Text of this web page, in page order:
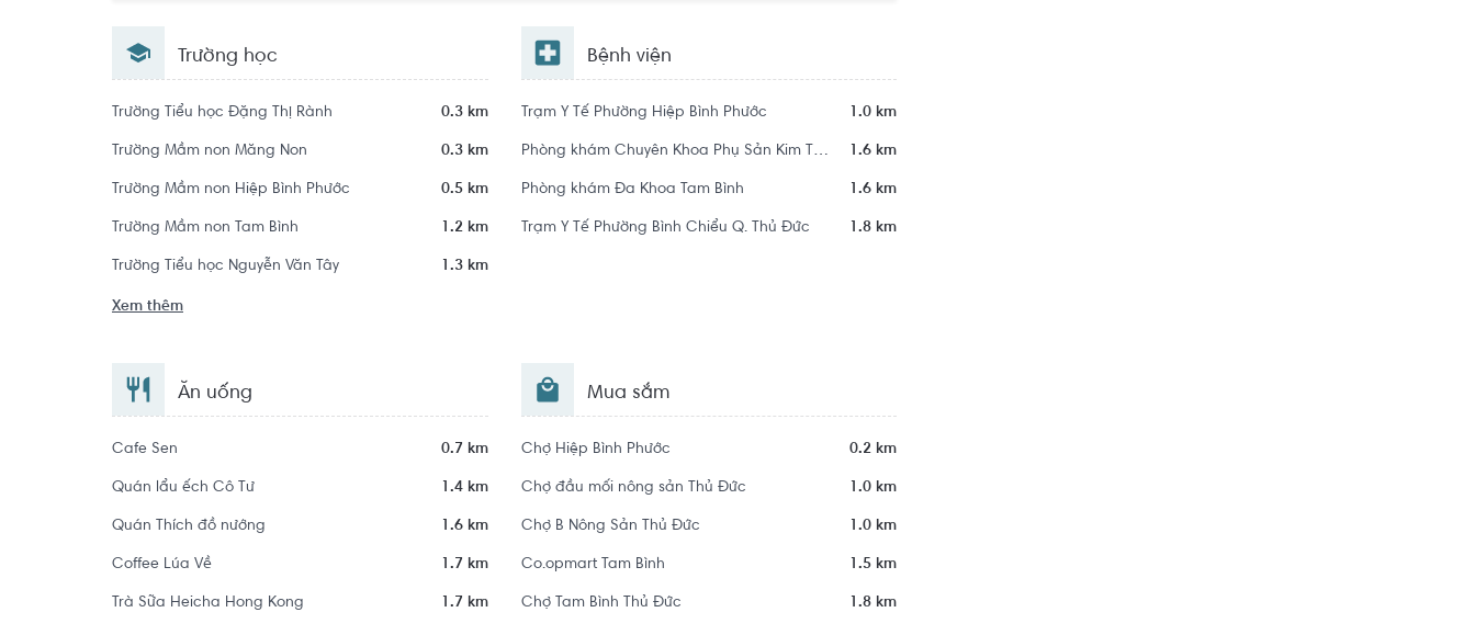
Trường học
Trường Tiểu học Đặng Thị Rành 0.3 km
Trường Mầm non Măng Non 0.3 km
Trường Mầm non Hiệp Bình Phước 0.5 km
Trường Mầm non Tam Bình 1.2 km
Trường Tiểu học Nguyễn Văn Tây 1.3 km
Xem thêm
Bệnh viện
Trạm Y Tế Phường Hiệp Bình Phước 1.0 km
Phòng khám Chuyên Khoa Phụ Sản Kim Tính 1.6 km
Phòng khám Đa Khoa Tam Bình 1.6 km
Trạm Y Tế Phường Bình Chiểu Q. Thủ Đức 1.8 km
Ăn uống
Cafe Sen 0.7 km
Quán lẩu ếch Cô Tư 1.4 km
Quán Thích đồ nướng 1.6 km
Coffee Lúa Về 1.7 km
Trà Sữa Heicha Hong Kong 1.7 km
Mua sắm
Chợ Hiệp Bình Phước 0.2 km
Chợ đầu mối nông sản Thủ Đức 1.0 km
Chợ B Nông Sản Thủ Đức 1.0 km
Co.opmart Tam Bình 1.5 km
Chợ Tam Bình Thủ Đức 1.8 km